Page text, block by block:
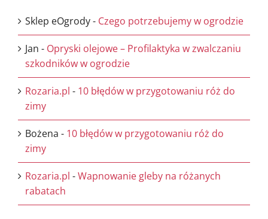
Sklep eOgrody- Czego potrzebujemy w ogrodzie
Jan - Opryski olejowe – Profilaktyka w zwalczaniu
szkodników w ogrodzie
Rozaria.pl - 10 błędów w przygotowaniu róż do
zimy
Bożena - 10 błędów w przygotowaniu róż do
zimy
Rozaria.pl -Wapnowanie gleby na różanych
rabatach